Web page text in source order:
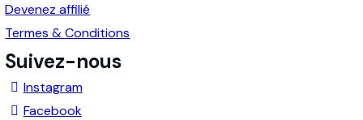
Devenez affilié
Termes & Conditions
Suivez-nous
Instagram
Facebook